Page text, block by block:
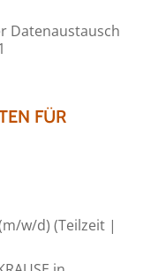
Datenaustausch
FÜR
w/d) (Teilzeit |